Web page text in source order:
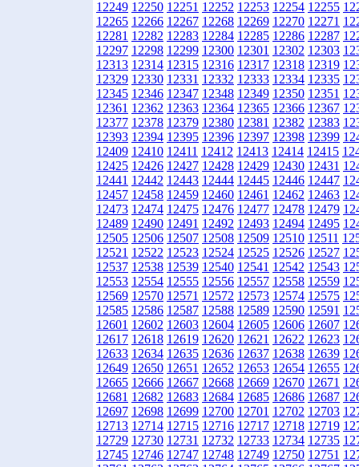
12249 12250 12251 12252 12253 12254 12255
12265 12266 12267 12268 12269 12270 12271
12281 12282 12283 12284 12285 12286 12287
12297 12298 12299 12300 12301 12302 12303
12313 12314 12315 12316 12317 12318 12319
12329 12330 12331 12332 12333 12334 12335
12345 12346 12347 12348 12349 12350 12351
12361 12362 12363 12364 12365 12366 12367
12377 12378 12379 12380 12381 12382 12383
12393 12394 12395 12396 12397 12398 12399
12409 12410 12411 12412 12413 12414 12415
12425 12426 12427 12428 12429 12430 12431
12441 12442 12443 12444 12445 12446 12447
12457 12458 12459 12460 12461 12462 12463
12473 12474 12475 12476 12477 12478 12479
12489 12490 12491 12492 12493 12494 12495
12505 12506 12507 12508 12509 12510 12511
12521 12522 12523 12524 12525 12526 12527
12537 12538 12539 12540 12541 12542 12543
12553 12554 12555 12556 12557 12558 12559
12569 12570 12571 12572 12573 12574 12575
12585 12586 12587 12588 12589 12590 12591
12601 12602 12603 12604 12605 12606 12607
12617 12618 12619 12620 12621 12622 12623
12633 12634 12635 12636 12637 12638 12639
12649 12650 12651 12652 12653 12654 12655
12665 12666 12667 12668 12669 12670 12671
12681 12682 12683 12684 12685 12686 12687
12697 12698 12699 12700 12701 12702 12703
12713 12714 12715 12716 12717 12718 12719
12729 12730 12731 12732 12733 12734 12735
12745 12746 12747 12748 12749 12750 12751